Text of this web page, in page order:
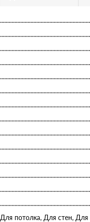
Для потолка, Для стен,